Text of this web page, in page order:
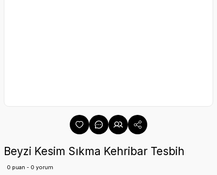
Beyzi Kesim Sıkma Kehribar Tesbih
0 puan - 0 yorum